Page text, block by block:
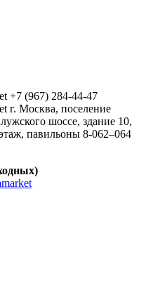
+7 (967) 284-44-47
г. Москва, поселение
шоссе, здание 10,
павильоны 8-062–064